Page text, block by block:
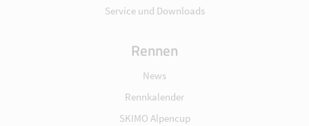
Service und Downloads
Rennen
News
Rennkalender
SKIMO Alpencup